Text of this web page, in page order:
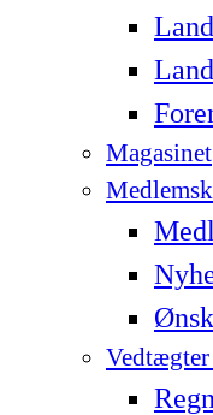
Magasinet
Vedtægter